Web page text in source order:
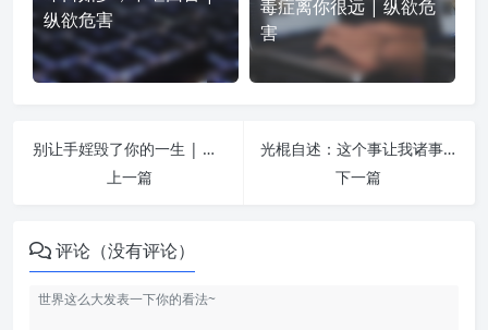
纵欲危害
毒症离你很远 | 纵欲危
害
别让手婬毁了你的一生 | 纵欲危害
上一篇
光棍自述：这个事让我诸事不顺 | 纵欲危害
下一篇
评论（没有评论）